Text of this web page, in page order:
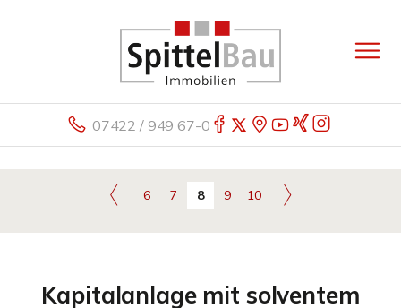
07422 / 949 67-0
6 7 8 9 10
Kapitalanlage mit solventem